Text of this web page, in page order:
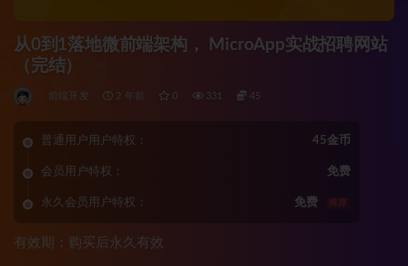
从0到1落地微前端架构， MicroApp实战招聘网站
（完结）
前端开发 2 年前 0 331 45
普通用户用户特权： 45金币
会员用户特权： 免费
永久会员用户特权： 免费 推荐
有效期：购买后永久有效